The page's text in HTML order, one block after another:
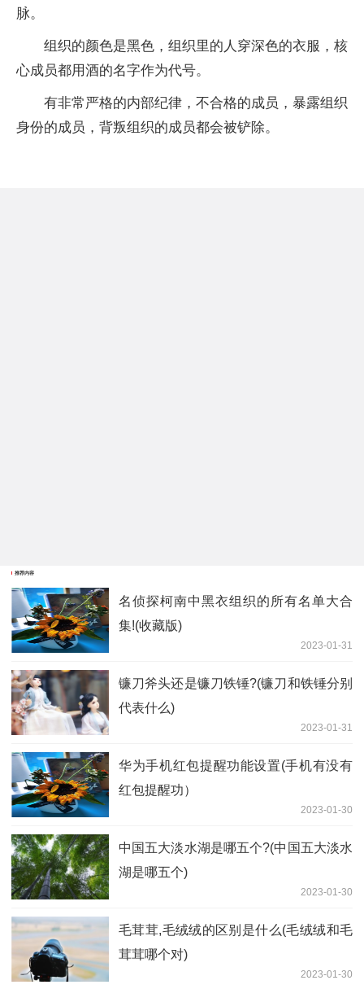
脉。
组织的颜色是黑色，组织里的人穿深色的衣服，核
心成员都用酒的名字作为代号。
有非常严格的内部纪律，不合格的成员，暴露组织
身份的成员，背叛组织的成员都会被铲除。
推荐内容
名侦探柯南中黑衣组织的所有名单大合
集!(收藏版)
2023-01-31
镰刀斧头还是镰刀铁锤?(镰刀和铁锤分别
代表什么)
2023-01-31
华为手机红包提醒功能设置(手机有没有
红包提醒功）
2023-01-30
中国五大淡水湖是哪五个?(中国五大淡水
湖是哪五个)
2023-01-30
毛茸茸,毛绒绒的区别是什么(毛绒绒和毛
茸茸哪个对)
2023-01-30